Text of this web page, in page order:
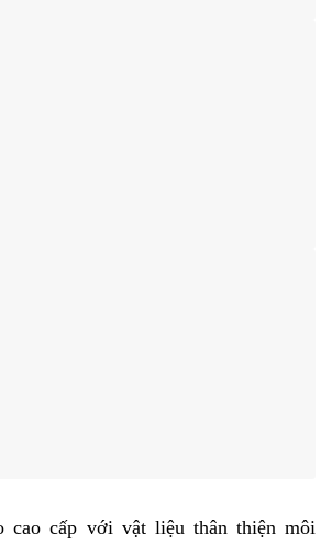
cao cấp với vật liệu thân thiện môi